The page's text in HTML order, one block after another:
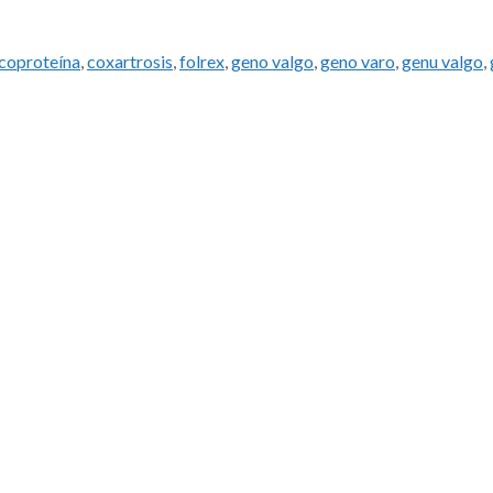
,coxartrosis,folrex,geno valgo,geno varo,genu valgo,